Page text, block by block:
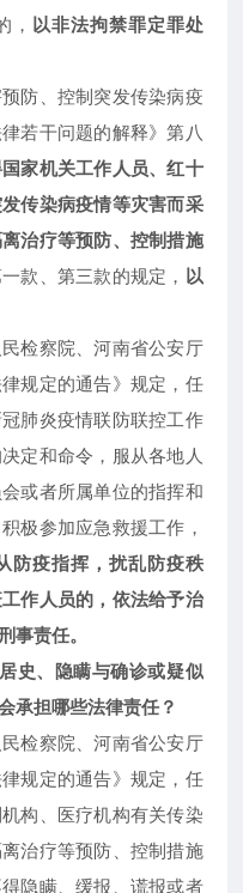
， 以非法拘禁罪定罪处
防、控制突发传染病疫
若干问题的解释》第八
家机关工作人员、红十
传染病疫情等灾害而采
治疗等预防、控制措施
款、第三款的规定， 以
检察院、河南省公安厅
规定的通告》规定，任
肺炎疫情联防联控工作
定和命令，服从各地人
或者所属单位的指挥和
极参加应急救援工作，
防疫指挥，扰乱防疫秩
作人员的，依法给予治
事责任。
史、隐瞒与确诊或疑似
承担哪些法律责任？
检察院、河南省公安厅
规定的通告》规定，任
构、医疗机构有关传染
治疗等预防、控制措施
隐瞒、缓报、谎报或者